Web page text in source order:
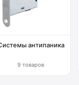
антипаника
9 товаров